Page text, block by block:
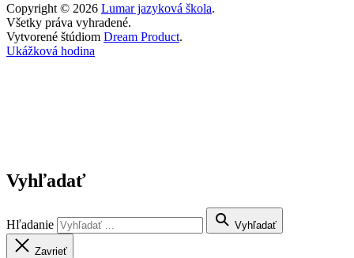
Copyright © 2026 Lumar jazyková škola.
Všetky práva vyhradené.
Vytvorené štúdiom Dream Product.
Ukážková hodina
Vyhľadať
Hľadanie Vyhľadať
Zavrieť